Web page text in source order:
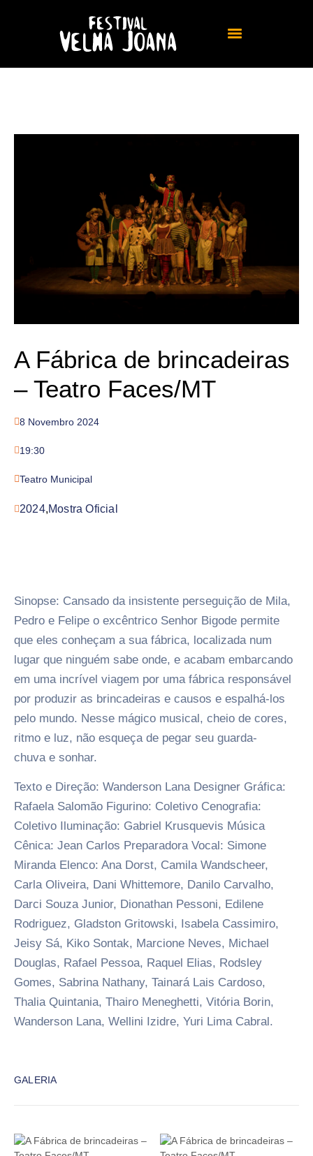
A Fábrica de brincadeiras
– Teatro Faces/MT
8 Novembro 2024
19:30
Teatro Municipal
2024,Mostra Oficial
Sinopse: Cansado da insistente perseguição de Mila,
Pedro e Felipe o excêntrico Senhor Bigode permite
que eles conheçam a sua fábrica, localizada num
lugar que ninguém sabe onde, e acabam embarcando
em uma incrível viagem por uma fábrica responsável
por produzir as brincadeiras e causos e espalhá-los
pelo mundo. Nesse mágico musical, cheio de cores,
ritmo e luz, não esqueça de pegar seu guarda-
chuva e sonhar.
Texto e Direção: Wanderson Lana Designer Gráfica:
Rafaela Salomão Figurino: Coletivo Cenografia:
Coletivo Iluminação: Gabriel Krusquevis Música
Cênica: Jean Carlos Preparadora Vocal: Simone
Miranda Elenco: Ana Dorst, Camila Wandscheer,
Carla Oliveira, Dani Whittemore, Danilo Carvalho,
Darci Souza Junior, Dionathan Pessoni, Edilene
Rodriguez, Gladston Gritowski, Isabela Cassimiro,
Jeisy Sá, Kiko Sontak, Marcione Neves, Michael
Douglas, Rafael Pessoa, Raquel Elias, Rodsley
Gomes, Sabrina Nathany, Tainará Lais Cardoso,
Thalia Quintania, Thairo Meneghetti, Vitória Borin,
Wanderson Lana, Wellini Izidre, Yuri Lima Cabral.
GALERIA